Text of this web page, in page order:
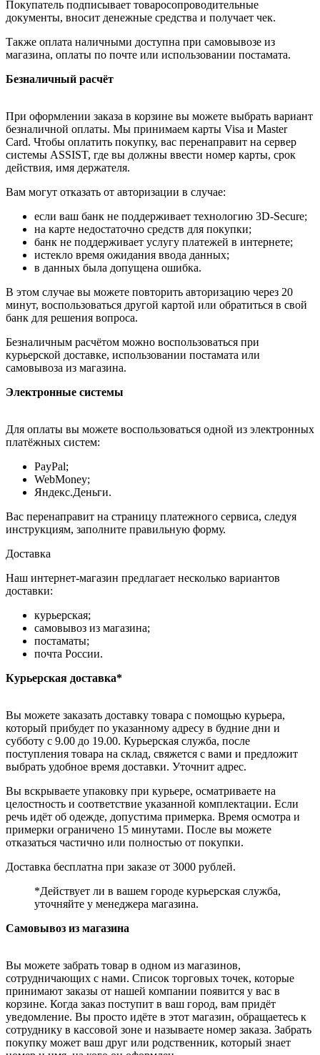
Покупатель подписывает товаросопроводительные
документы, вносит денежные средства и получает чек.
Также оплата наличными доступна при самовывозе из
магазина, оплаты по почте или использовании постамата.
Безналичный расчёт
При оформлении заказа в корзине вы можете выбрать вариант
безналичной оплаты. Мы принимаем карты Visa и Master
Card. Чтобы оплатить покупку, вас перенаправит на сервер
системы ASSIST, где вы должны ввести номер карты, срок
действия, имя держателя.
Вам могут отказать от авторизации в случае:
если ваш банк не поддерживает технологию 3D-Secure;
на карте недостаточно средств для покупки;
банк не поддерживает услугу платежей в интернете;
истекло время ожидания ввода данных;
в данных была допущена ошибка.
В этом случае вы можете повторить авторизацию через 20
минут, воспользоваться другой картой или обратиться в свой
банк для решения вопроса.
Безналичным расчётом можно воспользоваться при
курьерской доставке, использовании постамата или
самовывоза из магазина.
Электронные системы
Для оплаты вы можете воспользоваться одной из электронных
платёжных систем:
PayPal;
WebMoney;
Яндекс.Деньги.
Вас перенаправит на страницу платежного сервиса, следуя
инструкциям, заполните правильную форму.
Доставка
Наш интернет-магазин предлагает несколько вариантов
доставки:
курьерская;
самовывоз из магазина;
постаматы;
почта России.
Курьерская доставка*
Вы можете заказать доставку товара с помощью курьера,
который прибудет по указанному адресу в будние дни и
субботу с 9.00 до 19.00. Курьерская служба, после
поступления товара на склад, свяжется с вами и предложит
выбрать удобное время доставки. Уточнит адрес.
Вы вскрываете упаковку при курьере, осматриваете на
целостность и соответствие указанной комплектации. Если
речь идёт об одежде, допустима примерка. Время осмотра и
примерки ограничено 15 минутами. После вы можете
отказаться частично или полностью от покупки.
Доставка бесплатна при заказе от 3000 рублей.
*Действует ли в вашем городе курьерская служба,
уточняйте у менеджера магазина.
Самовывоз из магазина
Вы можете забрать товар в одном из магазинов,
сотрудничающих с нами. Список торговых точек, которые
принимают заказы от нашей компании появится у вас в
корзине. Когда заказ поступит в ваш город, вам придёт
уведомление. Вы просто идёте в этот магазин, обращаетесь к
сотруднику в кассовой зоне и называете номер заказа. Забрать
покупку может ваш друг или родственник, который знает